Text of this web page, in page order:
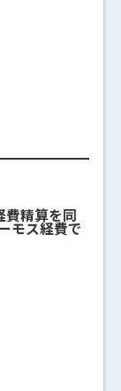
費精算を同
モス経費で